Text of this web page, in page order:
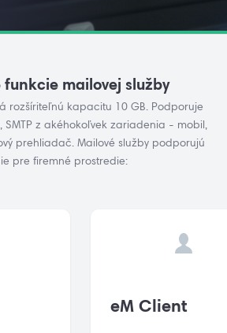
mailovej služby
rozšíriteľnú kapacitu 10 GB. Podporuje
SMTP z akéhokoľvek zariadenia - mobil,
prehliadač. Mailové služby podporujú
pre firemné prostredie:
eM Client